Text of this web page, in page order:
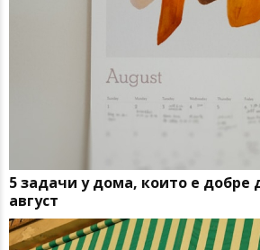
5 задачи у дома, които е добре
август